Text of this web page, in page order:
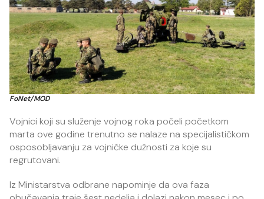
FoNet/MOD
Vojnici koji su služenje vojnog roka počeli početkom
marta ove godine trenutno se nalaze na specijalističkom
osposobljavanju za vojničke dužnosti za koje su
regrutovani.
Iz Ministarstva odbrane napominje da ova faza